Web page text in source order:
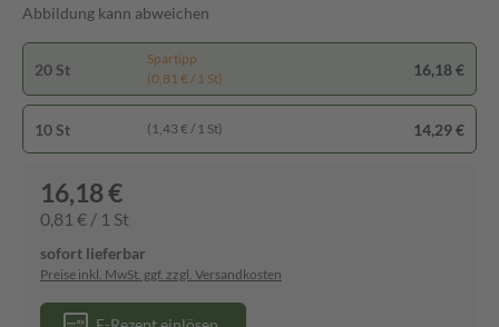
Abbildung kann abweichen
20 St
Spartipp
(0,81 € / 1 St)
16,18 €
10 St (1,43 € / 1 St) 14,29 €
16,18 €
0,81 € / 1 St
sofort lieferbar
Preise inkl. MwSt. ggf. zzgl. Versandkosten